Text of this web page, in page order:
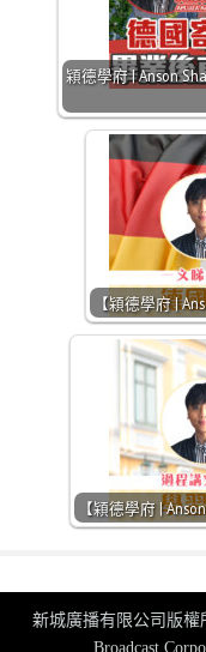
㯋德學府 | Anson
【㯋德學府 |
【㯋德學府 |
新城廣播有限公司版權
Broadcast